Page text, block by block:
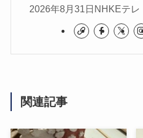
2026年8月31日NHKEテレ
関連記事